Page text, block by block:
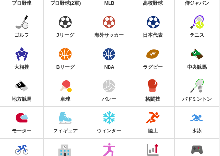
プロ野球 プロ野球(2軍) MLB 高校野球 侍ジャパン
ゴルフ Jリーグ 海外サッカー 日本代表 テニス
大相撲 Bリーグ NBA ラグビー 中央競馬
地方競馬 卓球 バレー 格闘技 バドミントン
モーター フィギュア ウィンター 陸上 水泳